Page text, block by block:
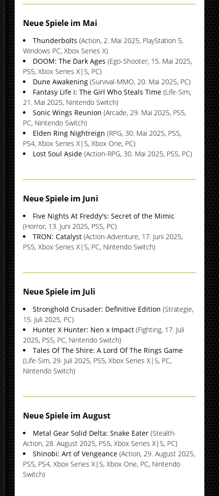
Neue Spiele im Mai
Thunderbolts (Action, 2. Mai 2025, PlayStation 5,
Windows PC, Xbox Series X)
DOOM: The Dark Ages (Ego-Shooter, 15. Mai 2025,
PS5, Xbox Series X|S, PC)
Dune Awakening(Survival-MMO, 20. Mai 2025, PC)
Fantasy Life i: The Girl Who Steals Time(Life-Sim,
21. Mai 2025, Nintendo Switch)
Sonic Wings Reunion (Arcade, 29. Mai 2025, PS5,
PC, Nintendo Switch)
Elden Ring Nightreign (RPG, 30. Mai 2025, PS5,
PS4, Xbox Series X|S, Xbox One, PC)
Lost Soul Aside(Action-RPG, 30. Mai 2025, PS5, PC)
Neue Spiele im Juni
Five Nights At Freddy's: Secret of the Mimic
(Horror, 13. Juni 2025, PS5, PC)
TRON: Catalyst(Action-Adventure, 17. Juni 2025,
PS5, Xbox Series X|S, PC, Nintendo Switch)
Neue Spiele im Juli
Stronghold Crusader: Definitive Edition (Strategie,
15. Juli 2025, PC)
Hunter X Hunter: Nen x Impact(Fighting, 17. Juli
2025, PS5, PC, Nintendo Switch)
Tales Of The Shire: A Lord Of The Rings Game
(Life-Sim, 29. Juli 2025, PS5, Xbox Series X|S, PC,
Nintendo Switch)
Neue Spiele im August
Metal Gear Solid Delta: Snake Eater(Stealth-
Action, 28. August 2025, PS5, Xbox Series X|S, PC)
Shinobi: Art of Vengeance(Action, 29. August 2025,
PS5, PS4, Xbox Series X|S, Xbox One, PC, Nintendo
Switch)